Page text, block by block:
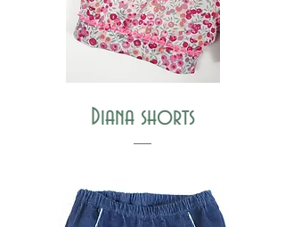
Diana shorts